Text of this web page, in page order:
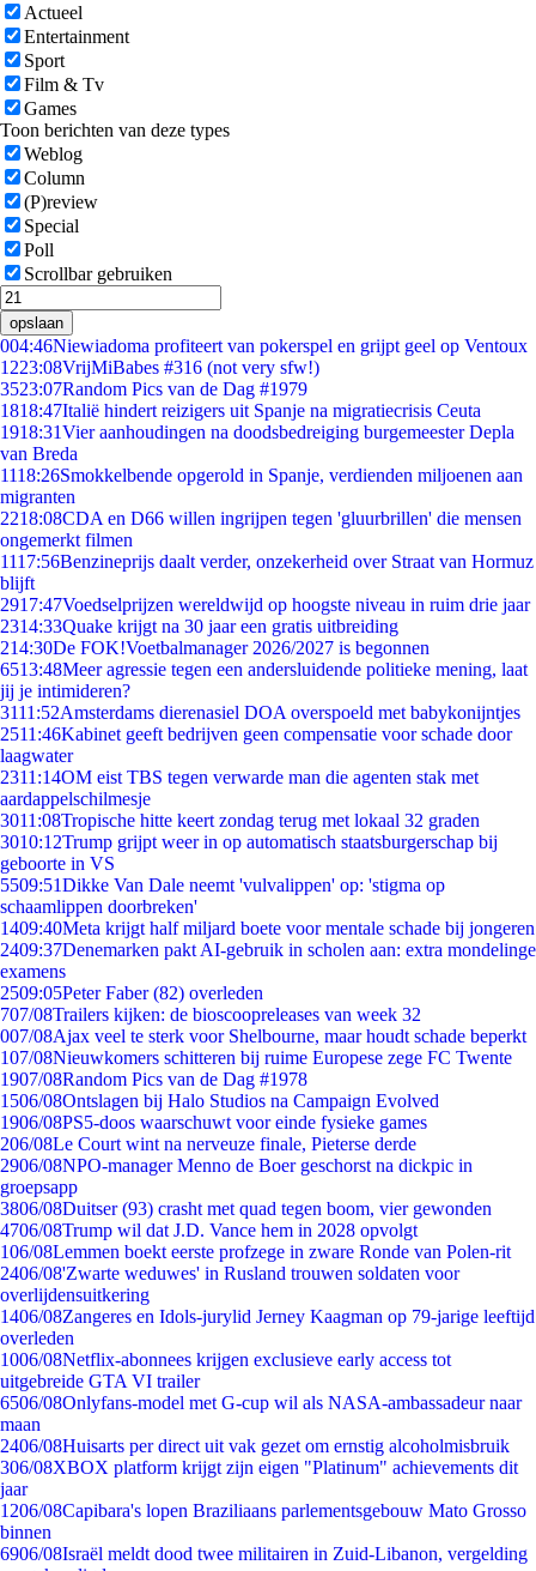
Actueel
Entertainment
Sport
Film & Tv
Games
Toon berichten van deze types
Weblog
Column
(P)review
Special
Poll
Scrollbar gebruiken
opslaan
004:46Niewiadoma profiteert van pokerspel en grijpt geel op Ventoux
1223:08VrijMiBabes #316 (not very sfw!)
3523:07Random Pics van de Dag #1979
1818:47Italië hindert reizigers uit Spanje na migratiecrisis Ceuta
1918:31Vier aanhoudingen na doodsbedreiging burgemeester Depla
van Breda
1118:26Smokkelbende opgerold in Spanje, verdienden miljoenen aan
migranten
2218:08CDA en D66 willen ingrijpen tegen 'gluurbrillen' die mensen
ongemerkt filmen
1117:56Benzineprijs daalt verder, onzekerheid over Straat van Hormuz
blijft
2917:47Voedselprijzen wereldwijd op hoogste niveau in ruim drie jaar
2314:33Quake krijgt na 30 jaar een gratis uitbreiding
214:30De FOK!Voetbalmanager 2026/2027 is begonnen
6513:48Meer agressie tegen een andersluidende politieke mening, laat
jij je intimideren?
3111:52Amsterdams dierenasiel DOA overspoeld met babykonijntjes
2511:46Kabinet geeft bedrijven geen compensatie voor schade door
laagwater
2311:14OM eist TBS tegen verwarde man die agenten stak met
aardappelschilmesje
3011:08Tropische hitte keert zondag terug met lokaal 32 graden
3010:12Trump grijpt weer in op automatisch staatsburgerschap bij
geboorte in VS
5509:51Dikke Van Dale neemt 'vulvalippen' op: 'stigma op
schaamlippen doorbreken'
1409:40Meta krijgt half miljard boete voor mentale schade bij jongeren
2409:37Denemarken pakt AI-gebruik in scholen aan: extra mondelinge
examens
2509:05Peter Faber (82) overleden
707/08Trailers kijken: de bioscoopreleases van week 32
007/08Ajax veel te sterk voor Shelbourne, maar houdt schade beperkt
107/08Nieuwkomers schitteren bij ruime Europese zege FC Twente
1907/08Random Pics van de Dag #1978
1506/08Ontslagen bij Halo Studios na Campaign Evolved
1906/08PS5-doos waarschuwt voor einde fysieke games
206/08Le Court wint na nerveuze finale, Pieterse derde
2906/08NPO-manager Menno de Boer geschorst na dickpic in
groepsapp
3806/08Duitser (93) crasht met quad tegen boom, vier gewonden
4706/08Trump wil dat J.D. Vance hem in 2028 opvolgt
106/08Lemmen boekt eerste profzege in zware Ronde van Polen-rit
2406/08'Zwarte weduwes' in Rusland trouwen soldaten voor
overlijdensuitkering
1406/08Zangeres en Idols-jurylid Jerney Kaagman op 79-jarige leeftijd
overleden
1006/08Netflix-abonnees krijgen exclusieve early access tot
uitgebreide GTA VI trailer
6506/08Onlyfans-model met G-cup wil als NASA-ambassadeur naar
maan
2406/08Huisarts per direct uit vak gezet om ernstig alcoholmisbruik
306/08XBOX platform krijgt zijn eigen "Platinum" achievements dit
jaar
1206/08Capibara's lopen Braziliaans parlementsgebouw Mato Grosso
binnen
6906/08Israël meldt dood twee militairen in Zuid-Libanon, vergelding